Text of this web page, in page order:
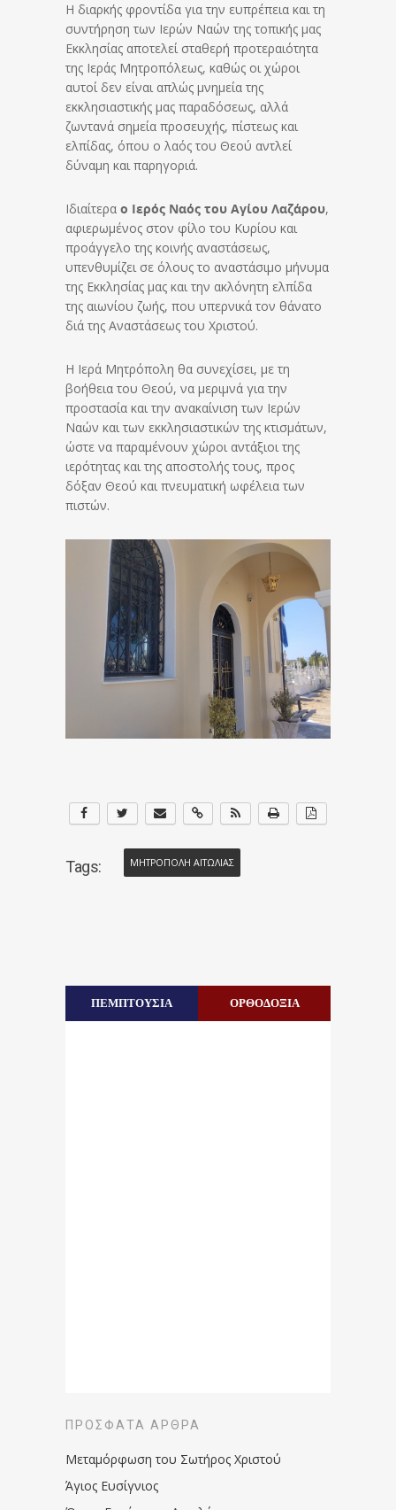
Η διαρκής φροντίδα για την ευπρέπεια και τη
συντήρηση των Ιερών Ναών της τοπικής μας
Εκκλησίας αποτελεί σταθερή προτεραιότητα
της Ιεράς Μητροπόλεως, καθώς οι χώροι
αυτοί δεν είναι απλώς μνημεία της
εκκλησιαστικής μας παραδόσεως, αλλά
ζωντανά σημεία προσευχής, πίστεως και
ελπίδας, όπου ο λαός του Θεού αντλεί
δύναμη και παρηγοριά.
Ιδιαίτερα ο Ιερός Ναός του Αγίου Λαζάρου,
αφιερωμένος στον φίλο του Κυρίου και
προάγγελο της κοινής αναστάσεως,
υπενθυμίζει σε όλους το αναστάσιμο μήνυμα
της Εκκλησίας μας και την ακλόνητη ελπίδα
της αιωνίου ζωής, που υπερνικά τον θάνατο
διά της Αναστάσεως του Χριστού.
Η Ιερά Μητρόπολη θα συνεχίσει, με τη
βοήθεια του Θεού, να μεριμνά για την
προστασία και την ανακαίνιση των Ιερών
Ναών και των εκκλησιαστικών της κτισμάτων,
ώστε να παραμένουν χώροι αντάξιοι της
ιερότητας και της αποστολής τους, προς
δόξαν Θεού και πνευματική ωφέλεια των
πιστών.
Tags: ΜΗΤΡΟΠΟΛΗ ΑΙΤΩΛΙΑΣ
ΠΕΜΠΤΟΥΣΙΑ ΟΡΘΟΔΟΞΙΑ
ΠΡΌΣΦΑΤΑ ΆΡΘΡΑ
Μεταμόρφωση του Σωτήρος Χριστού
Άγιος Ευσίγνιος